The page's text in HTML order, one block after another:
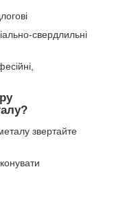
свердлильні
звертайте